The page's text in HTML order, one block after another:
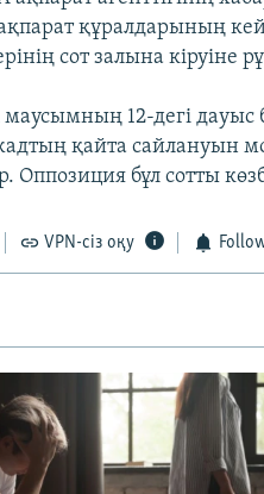
құралдарының
сот залына кіруіне
маусымның 12-дегі
қайта сайлануын
Оппозиция бұл сотты
VPN-сіз оқу